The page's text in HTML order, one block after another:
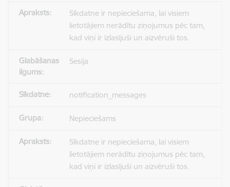
Sīkdatne ir nepieciešama, lai visiem
lietotājiem nerādītu ziņojumus pēc tam,
kad viņi ir izlasījuši un aizvēruši tos.
Sesija
notification_messages
Nepieciešams
Sīkdatne ir nepieciešama, lai visiem
lietotājiem nerādītu ziņojumus pēc tam,
kad viņi ir izlasījuši un aizvēruši tos.